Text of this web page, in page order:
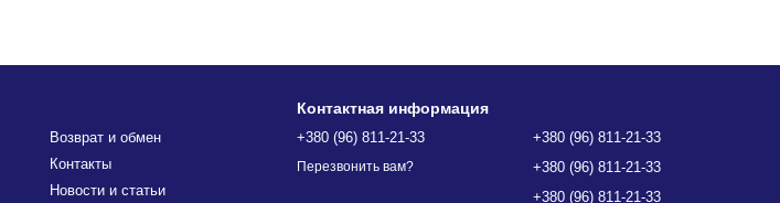
Возврат и обмен
Контакты
Новости и статьи
Контактная информация
+380 (96) 811-21-33
Перезвонить вам?
+380 (96) 811-21-33
+380 (96) 811-21-33
+380 (96) 811-21-33